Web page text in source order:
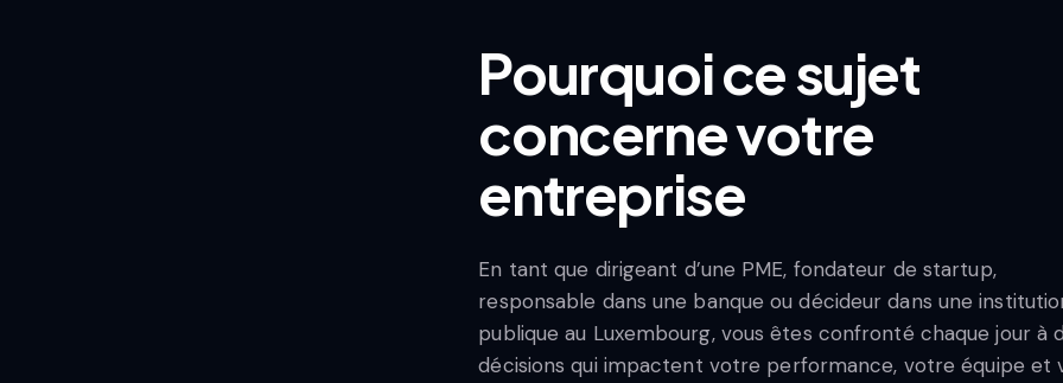
Pourquoi ce sujet
concerne votre
entreprise
En tant que dirigeant d’une PME, fondateur de startup,
responsable dans une banque ou décideur dans une
publique au Luxembourg, vous êtes confronté chaque jour à
décisions qui impactent votre performance, votre équipe et